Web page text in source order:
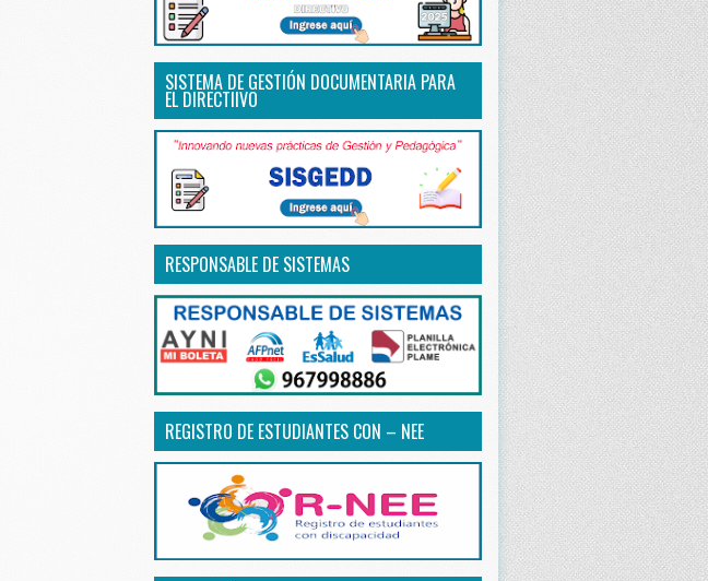
SISTEMA DE GESTIÓN DOCUMENTARIA PARA
EL DIRECTIIVO
RESPONSABLE DE SISTEMAS
REGISTRO DE ESTUDIANTES CON – NEE